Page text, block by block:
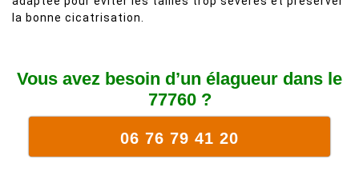
la bonne cicatrisation.
Vous avez besoin d’un élagueur dans le
77760 ?
06 76 79 41 20